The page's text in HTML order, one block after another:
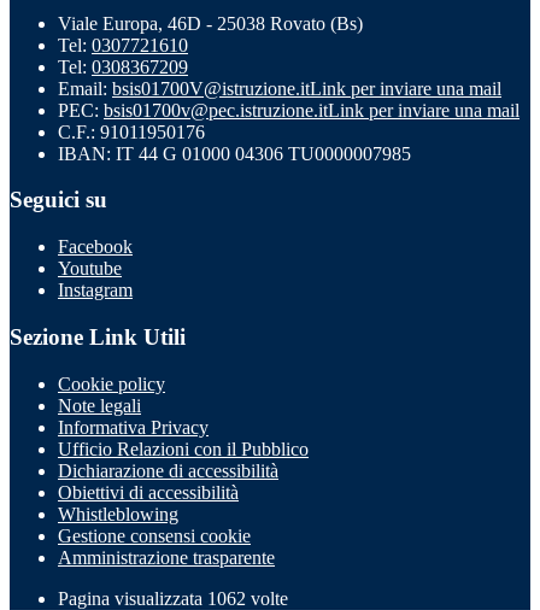
Viale Europa, 46D - 25038 Rovato (Bs)
Tel: 0307721610
Tel: 0308367209
Email: bsis01700V@istruzione.itLink per inviare una mail
PEC: bsis01700v@pec.istruzione.itLink per inviare una mail
C.F.: 91011950176
IBAN: IT 44 G 01000 04306 TU0000007985
Seguici su
Facebook
Youtube
Instagram
Sezione Link Utili
Cookie policy
Note legali
Informativa Privacy
Ufficio Relazioni con il Pubblico
Dichiarazione di accessibilità
Obiettivi di accessibilità
Whistleblowing
Gestione consensi cookie
Amministrazione trasparente
Pagina visualizzata 1062 volte